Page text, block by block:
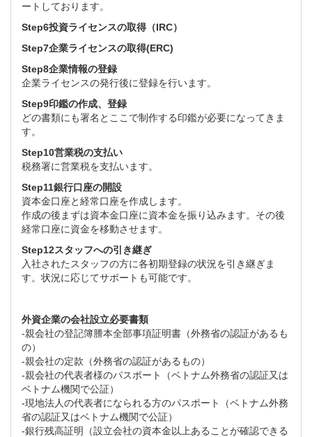
ートしております。
Step6投資ライセンスの取得（IRC）
Step7企業ライセンスの取得(ERC)
Step8企業情報の登録
企業ライセンスの発行後に登録を行います。
Step9印鑑の作成、登録
どの書類にも署名とここで制作する印鑑が必要になってきま
す。
Step10営業税の支払い
税務署に営業税を支払います。
Step11銀行口座の開設
資本金口座と経常口座を作成します。
作成の後まずは資本金口座に資本金を振り込みます。その後
経常口座に資金を移動させます。
Step12スタッフへの引き継ぎ
入社されたスタッフの方に各初期登録の状況を引き継ぎま
す。状況に応じてサポートも可能です。
外資企業の会社設立必要書類
-親会社の登記簿謄本全部事項証明書（外務省の認証があるも
の）
-親会社の定款（外務省の認証があるもの）
-親会社の代表者様のパスポート（ベトナム外務省の認証又は
ベトナム機関で公証）
-現地法人の代表者になられる方のパスポート（ベトナム外務
省の認証又はベトナム機関で公証）
-銀行残高証明（設立会社の資本金以上あることが確認できる